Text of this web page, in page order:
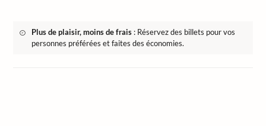
Plus de plaisir, moins de frais : Réservez des billets pour vos
personnes préférées et faites des économies.